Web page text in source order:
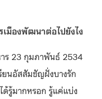
เมืองพัฒนาต่อไปยังไง
ร 23 กุมภาพันธ์ 2534
นอัสสัมชัญฝั่งบางรัก
ด้รู้มากหรอก รู้แค่แบ่ง